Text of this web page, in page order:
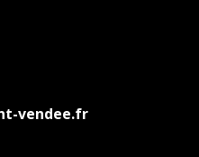
vendee.fr